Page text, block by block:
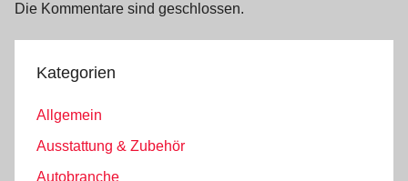
Die Kommentare sind geschlossen.
Kategorien
Allgemein
Ausstattung & Zubehör
Autobranche